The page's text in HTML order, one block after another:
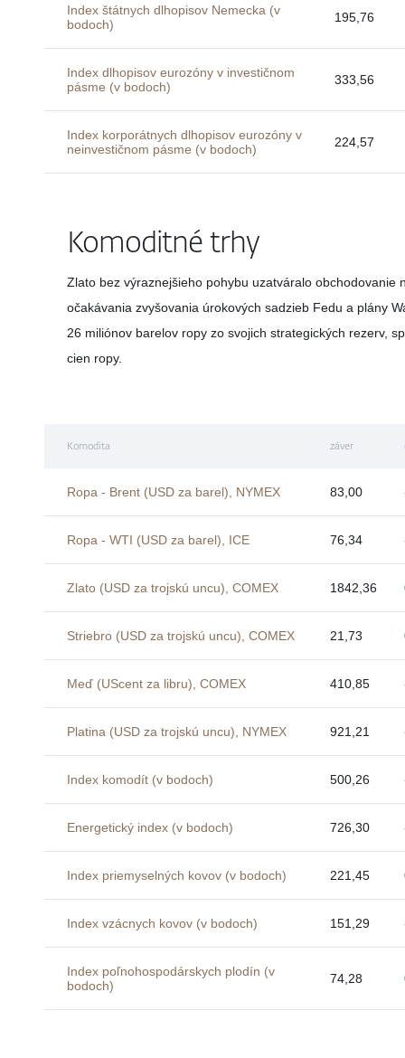
Index štátnych dlhopisov Nemecka (v
bodoch)
195,76
Index dlhopisov eurozóny v investičnom
pásme (v bodoch)
333,56
Index korporátnych dlhopisov eurozóny v
neinvestičnom pásme (v bodoch)
224,57
Komoditné trhy
Zlato bez výraznejšieho pohybu uzatváralo obchodovanie
očakávania zvyšovania úrokových sadzieb Fedu a plány
26 miliónov barelov ropy zo svojich strategických rezerv,
cien ropy.
Komodita záver
Ropa - Brent (USD za barel), NYMEX 83,00
Ropa - WTI (USD za barel), ICE 76,34
Zlato (USD za trojskú uncu), COMEX 1842,36
Striebro (USD za trojskú uncu), COMEX 21,73
Meď (UScent za libru), COMEX 410,85
Platina (USD za trojskú uncu), NYMEX 921,21
Index komodít (v bodoch) 500,26
Energetický index (v bodoch) 726,30
Index priemyselných kovov (v bodoch) 221,45
Index vzácnych kovov (v bodoch) 151,29
Index poľnohospodárskych plodín (v
bodoch)
74,28